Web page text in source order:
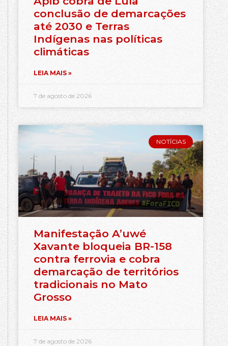
conclusão de demarcações
até 2030 e Terras
Indígenas nas políticas
climáticas
LEIA MAIS »
7 de agosto de 2026
NOTÍCIAS
Manifestação A’uwé
Xavante bloqueia BR-158
contra ferrovia e cobra
demarcação de territórios
tradicionais no Mato
Grosso
LEIA MAIS »
7 de agosto de 2026